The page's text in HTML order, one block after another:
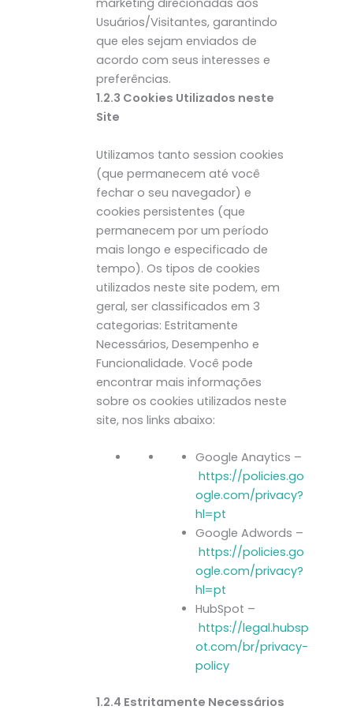
marketing direcionadas aos
Usuários/Visitantes, garantindo
que eles sejam enviados de
acordo com seus interesses e
preferências.
1.2.3 Cookies Utilizados neste
Site
Utilizamos tanto session cookies
(que permanecem até você
fechar o seu navegador) e
cookies persistentes (que
permanecem por um período
mais longo e especificado de
tempo). Os tipos de cookies
utilizados neste site podem, em
geral, ser classificados em 3
categorias: Estritamente
Necessários, Desempenho e
Funcionalidade. Você pode
encontrar mais informações
sobre os cookies utilizados neste
site, nos links abaixo:
Google Anaytics –
https://policies.go
ogle.com/privacy?
hl=pt
Google Adwords –
https://policies.go
ogle.com/privacy?
hl=pt
HubSpot –
https://legal.hubsp
ot.com/br/privacy-
policy
1.2.4 Estritamente Necessários